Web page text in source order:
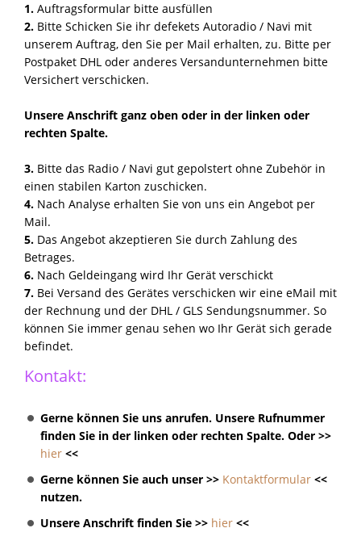
1. Auftragsformular bitte ausfüllen
2. Bitte Schicken Sie ihr defekets Autoradio / Navi mit
unserem Auftrag, den Sie per Mail erhalten, zu. Bitte per
Postpaket DHL oder anderes Versandunternehmen bitte
Versichert verschicken.
Unsere Anschrift ganz oben oder in der linken oder
rechten Spalte.
3. Bitte das Radio / Navi gut gepolstert ohne Zubehör in
einen stabilen Karton zuschicken.
4. Nach Analyse erhalten Sie von uns ein Angebot per
Mail.
5. Das Angebot akzeptieren Sie durch Zahlung des
Betrages.
6. Nach Geldeingang wird Ihr Gerät verschickt
7. Bei Versand des Gerätes verschicken wir eine eMail mit
der Rechnung und der DHL / GLS Sendungsnummer. So
können Sie immer genau sehen wo Ihr Gerät sich gerade
befindet.
Kontakt:
Gerne können Sie uns anrufen. Unsere Rufnummer
finden Sie in der linken oder rechten Spalte. Oder >>
hier <<
Gerne können Sie auch unser >> Kontaktformular <<
nutzen.
Unsere Anschrift finden Sie >> hier <<